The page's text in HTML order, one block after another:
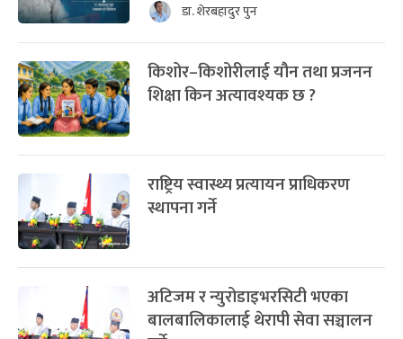
डा. शेरबहादुर पुन
किशोर–किशोरीलाई यौन तथा प्रजनन
शिक्षा किन अत्यावश्यक छ ?
राष्ट्रिय स्वास्थ्य प्रत्यायन प्राधिकरण
स्थापना गर्ने
अटिजम र न्युरोडाइभरसिटी भएका
बालबालिकालाई थेरापी सेवा सञ्चालन